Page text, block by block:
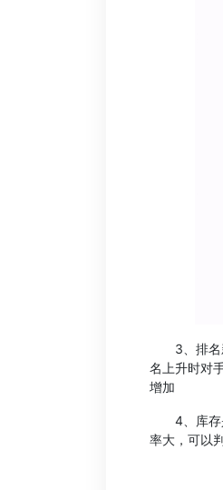
3、排名新
名上升时对
增加
4、库存是
率大，可以